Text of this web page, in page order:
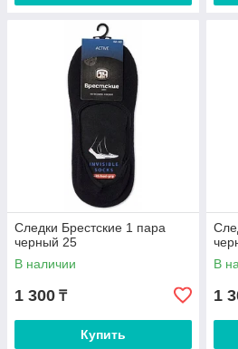
Следки Брестские 1 пара
черный 25
В наличии
1 300 ₸
Купить
В
1